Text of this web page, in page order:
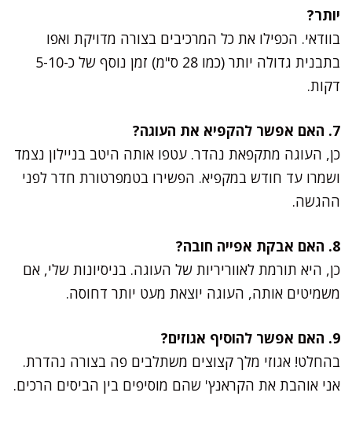
יותר?
בוודאי. הכפילו את כל המרכיבים בצורה מדויקת ואפו
בתבנית גדולה יותר (כמו 28 ס"מ) זמן נוסף של כ-5-10
דקות.
7. האם אפשר להקפיא את העוגה?
כן, העוגה מתקפאת נהדר. עטפו אותה היטב בניילון נצמד
ושמרו עד חודש במקפיא. הפשירו בטמפרטורת חדר לפני
ההגשה.
8. האם אבקת אפייה חובה?
כן, היא תורמת לאווריריות של העוגה. בניסיונות שלי, אם
משמיטים אותה, העוגה יוצאת מעט יותר דחוסה.
9. האם אפשר להוסיף אגוזים?
בהחלט! אגוזי מלך קצוצים משתלבים פה בצורה נהדרת.
אני אוהבת את הקראנץ' שהם מוסיפים בין הביסים הרכים.